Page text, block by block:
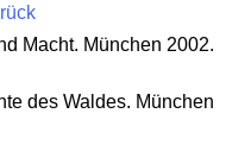
Macht. München 2002.
des Waldes. München